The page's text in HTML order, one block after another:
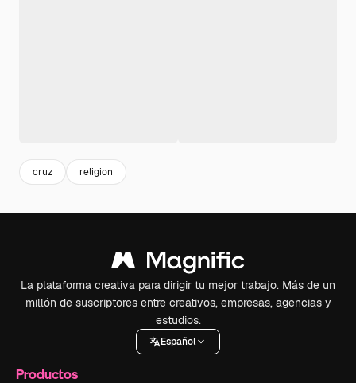
cruz religion
La plataforma creativa para dirigir tu mejor trabajo. Más de un
millón de suscriptores entre creativos, empresas, agencias y
estudios.
Español
Productos